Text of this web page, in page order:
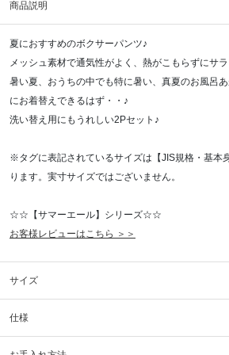
商品説明
夏におすすめのボクサーパンツ♪
メッシュ素材で通気性がよく、熱がこもらずにサ
暑い夏、おうちの中でも特に暑い、真夏のお風呂
にお着替えできるはず・・♪
洗い替え用にもうれしい2Pセット♪
※タグに表記されているサイズは【JIS規格・基本
ります。実寸サイズではございません。
☆☆【サマーエール】シリーズ☆☆
お客様レビューはこちら ＞＞
サイズ
仕様